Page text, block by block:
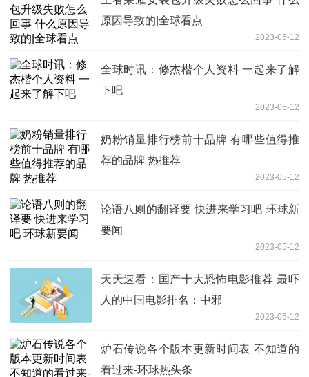
原因导致的|全球看点
2023-05-12
全球时讯：修杰楷个人资料 一起来了解
下吧
2023-05-12
奶粉销量排行榜前十品牌 有哪些值得推
荐的品牌 热推荐
2023-05-12
论语八则的翻译要 快进来学习吧 环球新
要闻
2023-05-12
天天速看：国产十大恐怖电影推荐 最吓
人的中国电影排名：中邪
2023-05-12
炉石传说各个版本更新时间表 不知道的
看过来-环球热头条